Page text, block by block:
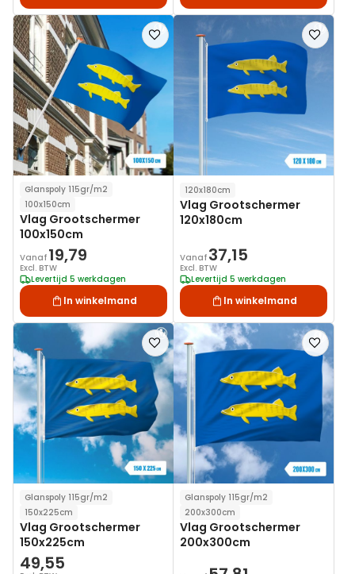
Voeg
toe
aan
verlanglijst
Glanspoly 115gr/m2
100x150cm
Vlag Grootschermer
100x150cm
Vanaf 19,79
Excl. BTW
Levertijd 5 werkdagen
In winkelmand
Voeg
toe
aan
120x180cm
Vlag Grootschermer
120x180cm
Vanaf 37,15
Excl. BTW
Levertijd 5 werkdagen
In winkelmand
Voeg
toe
aan
verlanglijst
Glanspoly 115gr/m2
150x225cm
Vlag Grootschermer
150x225cm
49,55
Voeg
toe
aan
Glanspoly 115gr/m2
200x300cm
Vlag Grootschermer
200x300cm